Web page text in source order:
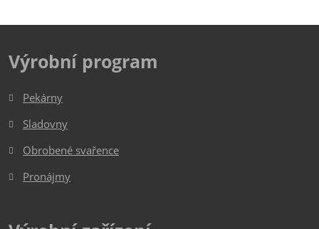
Výrobní program
Pekárny
Sladovny
Obrobené svařence
Pronájmy